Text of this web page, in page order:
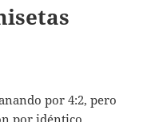
por 4:2, pero
por idéntico